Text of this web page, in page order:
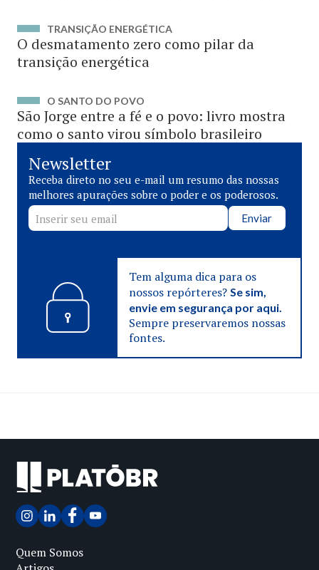
TRANSIÇÃO ENERGÉTICA
O desmatamento zero como pilar da
transição energética
O SANTO DO POVO
São Jorge entre a fé e o povo: livro mostra
como o santo virou símbolo brasileiro
Newsletter
Receba direto no seu e-mail um resumo das nossas
melhores apurações sobre o poder e os poderosos.
Enviar
Tem alguma dica para os
nossos repórteres? Se sim,
envie em segurança por aqui.
Sempre preservaremos nossas
fontes.
Quem Somos